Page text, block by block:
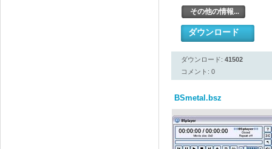
その他の情報...
ダウンロード
ダウンロード: 41502
コメント: 0
BSmetal.bsz